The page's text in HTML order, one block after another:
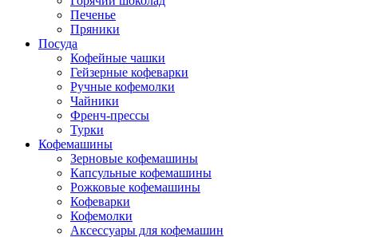
Печенье
Пряники
Посуда
Кофейные чашки
Гейзерные кофеварки
Ручные кофемолки
Чайники
Френч-прессы
Турки
Кофемашины
Зерновые кофемашины
Капсульные кофемашины
Рожковые кофемашины
Кофеварки
Кофемолки
Аксессуары для кофемашин